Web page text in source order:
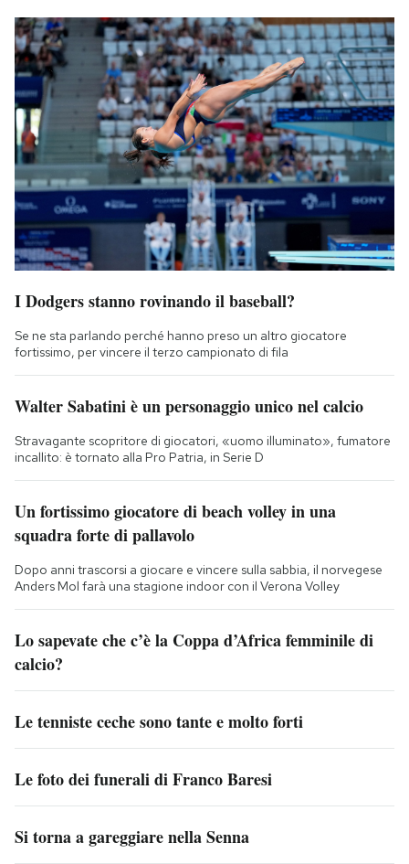
I Dodgers stanno rovinando il baseball?
Se ne sta parlando perché hanno preso un altro giocatore
fortissimo, per vincere il terzo campionato di fila
Walter Sabatini è un personaggio unico nel calcio
Stravagante scopritore di giocatori, «uomo illuminato», fumatore
incallito: è tornato alla Pro Patria, in Serie D
Un fortissimo giocatore di beach volley in una
squadra forte di pallavolo
Dopo anni trascorsi a giocare e vincere sulla sabbia, il norvegese
Anders Mol farà una stagione indoor con il Verona Volley
Lo sapevate che c’è la Coppa d’Africa femminile di
calcio?
Le tenniste ceche sono tante e molto forti
Le foto dei funerali di Franco Baresi
Si torna a gareggiare nella Senna